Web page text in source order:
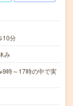
10分
み
時～17時の中で実